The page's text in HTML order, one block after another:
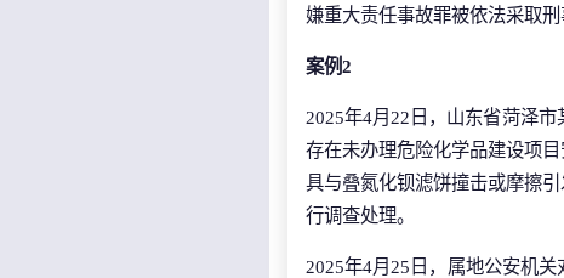
嫌重大责任事故罪被依法采取刑
案例2
2025年4月22日，山东省菏泽
存在未办理危险化学品建设项
具与叠氮化钡滤饼撞击或摩擦
行调查处理。
2025年4月25日，属地公安机